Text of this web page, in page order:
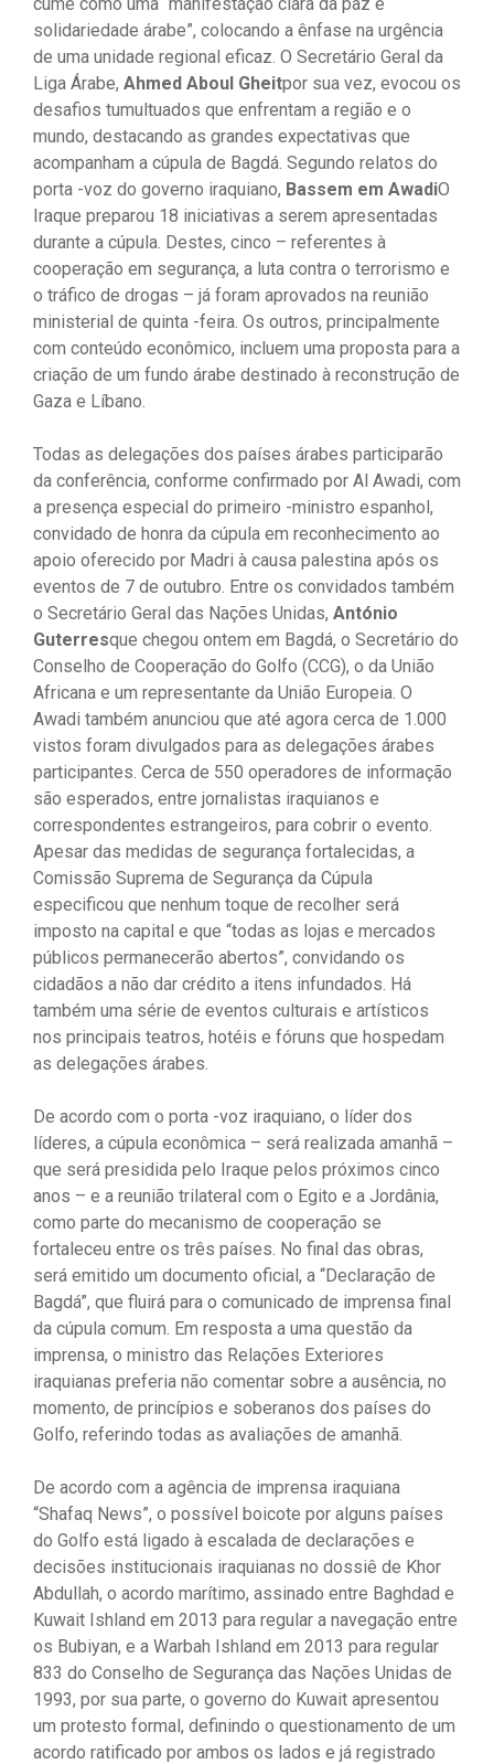
solidariedade árabe”, colocando a ênfase na urgência
de uma unidade regional eficaz. O Secretário Geral da
Liga Árabe, Ahmed Aboul Gheitpor sua vez, evocou os
desafios tumultuados que enfrentam a região e o
mundo, destacando as grandes expectativas que
acompanham a cúpula de Bagdá. Segundo relatos do
porta -voz do governo iraquiano, Bassem em AwadiO
Iraque preparou 18 iniciativas a serem apresentadas
durante a cúpula. Destes, cinco – referentes à
cooperação em segurança, a luta contra o terrorismo e
o tráfico de drogas – já foram aprovados na reunião
ministerial de quinta -feira. Os outros, principalmente
com conteúdo econômico, incluem uma proposta para a
criação de um fundo árabe destinado à reconstrução de
Gaza e Líbano.
Todas as delegações dos países árabes participarão
da conferência, conforme confirmado por Al Awadi, com
a presença especial do primeiro -ministro espanhol,
convidado de honra da cúpula em reconhecimento ao
apoio oferecido por Madri à causa palestina após os
eventos de 7 de outubro. Entre os convidados também
o Secretário Geral das Nações Unidas, António
Guterresque chegou ontem em Bagdá, o Secretário do
Conselho de Cooperação do Golfo (CCG), o da União
Africana e um representante da União Europeia. O
Awadi também anunciou que até agora cerca de 1.000
vistos foram divulgados para as delegações árabes
participantes. Cerca de 550 operadores de informação
são esperados, entre jornalistas iraquianos e
correspondentes estrangeiros, para cobrir o evento.
Apesar das medidas de segurança fortalecidas, a
Comissão Suprema de Segurança da Cúpula
especificou que nenhum toque de recolher será
imposto na capital e que “todas as lojas e mercados
públicos permanecerão abertos”, convidando os
cidadãos a não dar crédito a itens infundados. Há
também uma série de eventos culturais e artísticos
nos principais teatros, hotéis e fóruns que hospedam
as delegações árabes.
De acordo com o porta -voz iraquiano, o líder dos
líderes, a cúpula econômica – será realizada amanhã –
que será presidida pelo Iraque pelos próximos cinco
anos – e a reunião trilateral com o Egito e a Jordânia,
como parte do mecanismo de cooperação se
fortaleceu entre os três países. No final das obras,
será emitido um documento oficial, a “Declaração de
Bagdá”, que fluirá para o comunicado de imprensa final
da cúpula comum. Em resposta a uma questão da
imprensa, o ministro das Relações Exteriores
iraquianas preferia não comentar sobre a ausência, no
momento, de princípios e soberanos dos países do
Golfo, referindo todas as avaliações de amanhã.
De acordo com a agência de imprensa iraquiana
“Shafaq News”, o possível boicote por alguns países
do Golfo está ligado à escalada de declarações e
decisões institucionais iraquianas no dossiê de Khor
Abdullah, o acordo marítimo, assinado entre Baghdad e
Kuwait Ishland em 2013 para regular a navegação entre
os Bubiyan, e a Warbah Ishland em 2013 para regular
833 do Conselho de Segurança das Nações Unidas de
1993, por sua parte, o governo do Kuwait apresentou
um protesto formal, definindo o questionamento de um
acordo ratificado por ambos os lados e já registrado